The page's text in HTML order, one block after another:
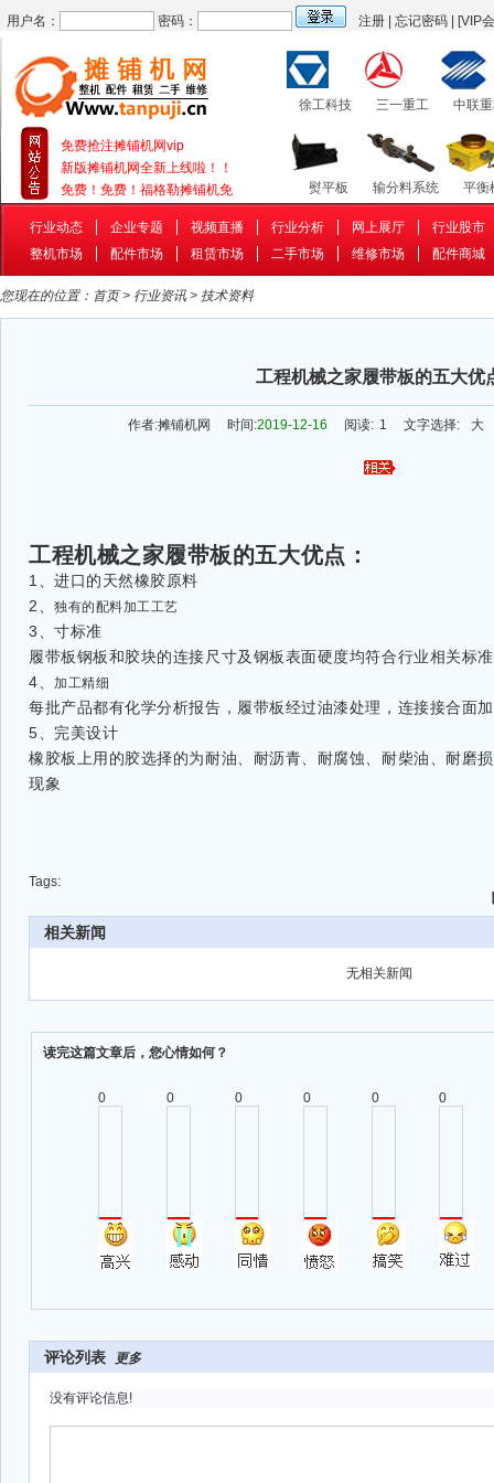
用户名： 密码： 注册 忘记密码 [VIP
免费抢注摊铺机网vip
新版摊铺机网全新上线啦！！
免费！免费！福格勒摊铺机免
徐工科技 三一重工 中联
熨平板 输分料系统 平衡
行业动态 企业专题 视频直播 行业分析 网上展厅
行业股市
整机市场
配件市场 租赁市场 二手市场 维修市场 配件商城
您现在的位置： 首页> 行业资讯 > 技术资料
工程机械之家履带板的五大优
作者:摊铺机网 时间:2019-12-16 阅读: 1 文字选择: 大
工程机械之家履带板的五大优点：
1、进口的天然橡胶原料
2、独有的配料加工工艺
3、寸标准
履带板钢板和胶块的连接尺寸及钢板表面硬度均符合行业相关标
4、加工精细
每批产品都有化学分析报告，履带板经过油漆处理，连接接合面
5、完美设计
橡胶板上用的胶选择的为耐油、耐沥青、耐腐蚀、耐柴油、耐磨
现象
Tags:
相关新闻
无相关新闻
读完这篇文章后，您心情如何？
0 0 0 0 0 0
评论列表 更多
没有评论信息!